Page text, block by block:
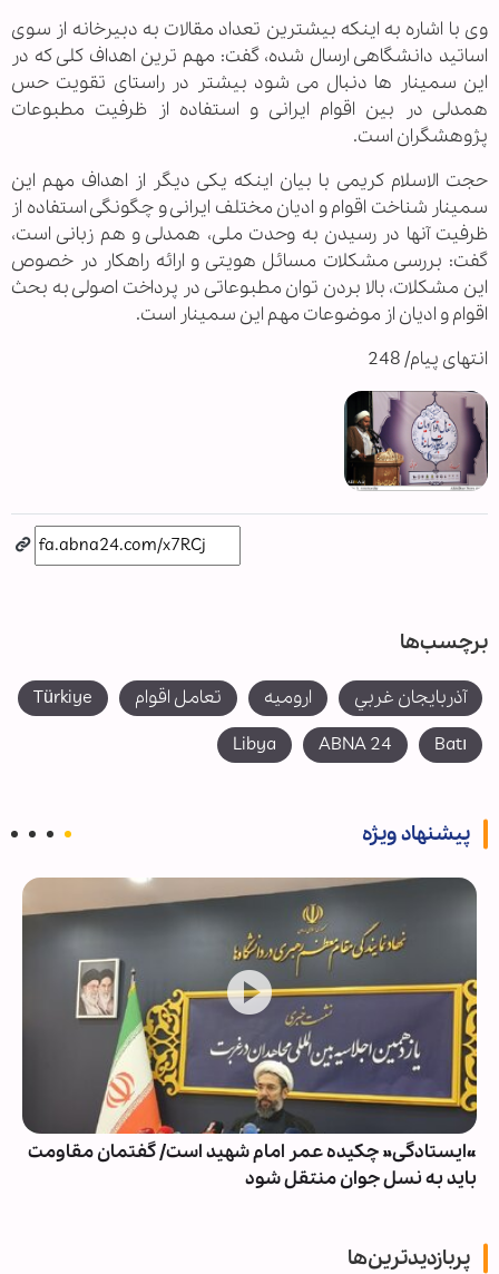
وی با اشاره به اینکه بیشترین تعداد مقالات به دبیرخانه از سوی
اساتید دانشگاهی ارسال شده، گفت: مهم ترین اهداف کلی که در
این سمینار ها دنبال می شود بیشتر در راستای تقویت حس
همدلی در بین اقوام ایرانی و استفاده از ظرفیت مطبوعات
پژوهشگران است.
حجت الاسلام كریمی با بیان اینکه یکی دیگر از اهداف مهم این
سمینار شناخت اقوام و ادیان مختلف ایرانی و چگونگی استفاده از
ظرفیت آنها در رسیدن به وحدت ملی، همدلی و هم زبانی است،
گفت: بررسی مشکلات مسائل هویتی و ارائه راهکار در خصوص
این مشکلات، بالا بردن توان مطبوعاتی در پرداخت اصولی به بحث
اقوام و ادیان از موضوعات مهم این سمینار است.
انتهای پیام/ 248
برچسب‌ها
آذربايجان غربي اروميه تعامل اقوام
Türkiye
Batı
ABNA 24
Libya
پیشنهاد ویژه
«ایستادگی» چکیده عمر امام شهید است/ گفتمان مقاومت
باید به نسل جوان منتقل شود
پربازدیدترین‌ها